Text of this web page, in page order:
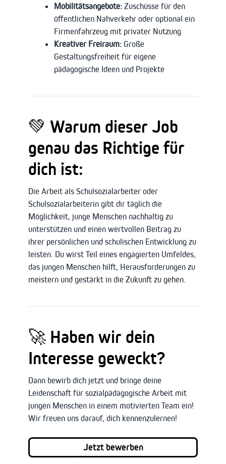
Mobilitätsangebote: Zuschüsse für den
öffentlichen Nahverkehr oder optional ein
Firmenfahrzeug mit privater Nutzung
Kreativer Freiraum: Große
Gestaltungsfreiheit für eigene
pädagogische Ideen und Projekte
💚 Warum dieser Job
genau das Richtige für
dich ist:
Die Arbeit als Schulsozialarbeiter oder
Schulsozialarbeiterin gibt dir täglich die
Möglichkeit, junge Menschen nachhaltig zu
unterstützen und einen wertvollen Beitrag zu
ihrer persönlichen und schulischen Entwicklung zu
leisten. Du wirst Teil eines engagierten Umfeldes,
das jungen Menschen hilft, Herausforderungen zu
meistern und gestärkt in die Zukunft zu gehen.
🚀 Haben wir dein
Interesse geweckt?
Dann bewirb dich jetzt und bringe deine
Leidenschaft für sozialpädagogische Arbeit mit
jungen Menschen in einem motivierten Team ein!
Wir freuen uns darauf, dich kennenzulernen!